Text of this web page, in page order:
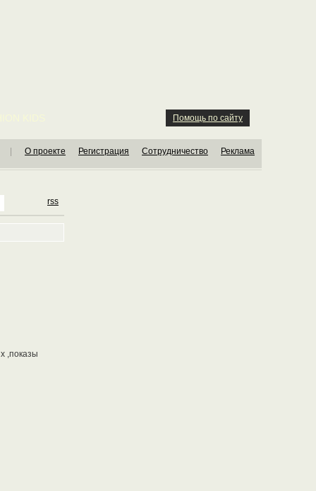
Помощь по сайту
О проекте Регистрация Сотрудничество Реклама
rss
,показы